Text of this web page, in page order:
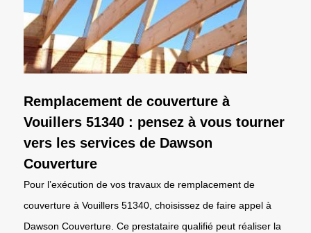
Remplacement de couverture à
Vouillers 51340 : pensez à vous tourner
vers les services de Dawson
Couverture
Pour l’exécution de vos travaux de remplacement de
couverture à Vouillers 51340, choisissez de faire appel à
Dawson Couverture. Ce prestataire qualifié peut réaliser la